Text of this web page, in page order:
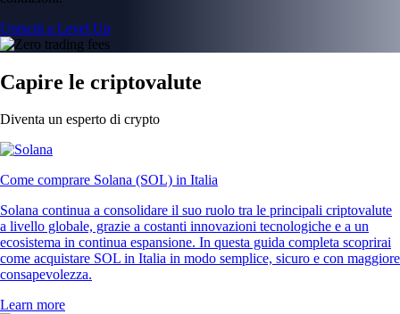
Unisciti a Level Up
Capire le criptovalute
Diventa un esperto di crypto
Come comprare Solana (SOL) in Italia
Solana continua a consolidare il suo ruolo tra le principali criptovalute
a livello globale, grazie a costanti innovazioni tecnologiche e a un
ecosistema in continua espansione. In questa guida completa scoprirai
come acquistare SOL in Italia in modo semplice, sicuro e con maggiore
consapevolezza.
Learn more